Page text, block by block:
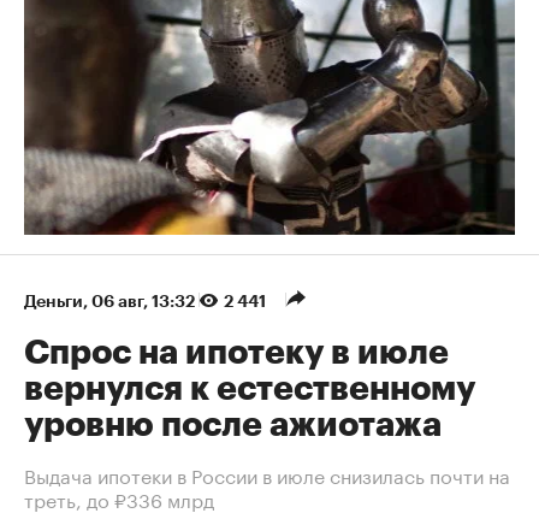
Деньги 06 авг, 13:32 2 441
Спрос на ипотеку в июле
вернулся к естественному
уровню после ажиотажа
Выдача ипотеки в России в июле снизилась почти на
треть, до ₽336 млрд